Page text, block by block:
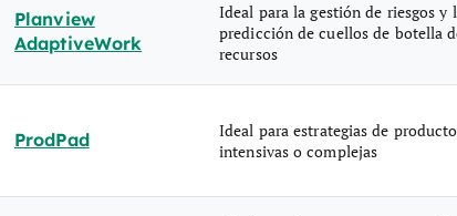
Planview
AdaptiveWork
Ideal para la gestión de riesgos y
predicción de cuellos de botella
recursos
ProdPad
Ideal para estrategias de
intensivas o complejas